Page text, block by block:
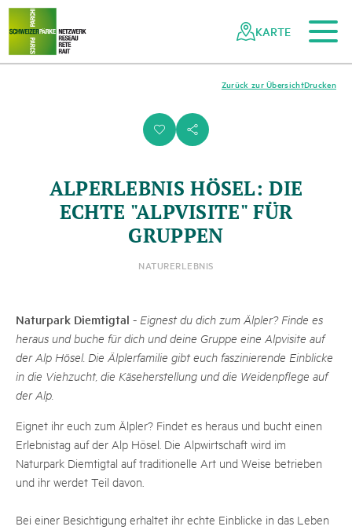
Navigieren
Netzwerk
Schweizer
Schnellnavigation
Zum Hauptinhalt
Zur mobilen Navigation
Zur Suche
Zum Fussbereich
Zur Sitemap
KARTE
i s
Drucken
Zurück zur Übersicht
ALPERLEBNIS HÖSEL: DIE
ECHTE "ALPVISITE" FÜR
GRUPPEN
NATURERLEBNIS
Naturpark Diemtigtal - Eignest du dich zum Älpler? Finde es
heraus und buche für dich und deine Gruppe eine Alpvisite auf
der Alp Hösel. Die Älplerfamilie gibt euch faszinierende Einblicke
in die Viehzucht, die Käseherstellung und die Weidenpflege auf
der Alp.
Eignet ihr euch zum Älpler? Findet es heraus und bucht einen
Erlebnistag auf der Alp Hösel. Die Alpwirtschaft wird im
Naturpark Diemtigtal auf traditionelle Art und Weise betrieben
und ihr werdet Teil davon.
Bei einer Besichtigung erhaltet ihr echte Einblicke in das Leben